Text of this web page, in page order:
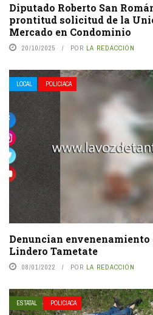
Diputado Roberto San
prontitud solicitud de la
Mercado en Condominio
20/10/2025 POR LA REDACCIÓN
LOCAL POLICIACA
Denuncian envenenamiento
Lindero Tametate
08/01/2022 POR LA REDACCIÓN
ESTATAL POLICIACA